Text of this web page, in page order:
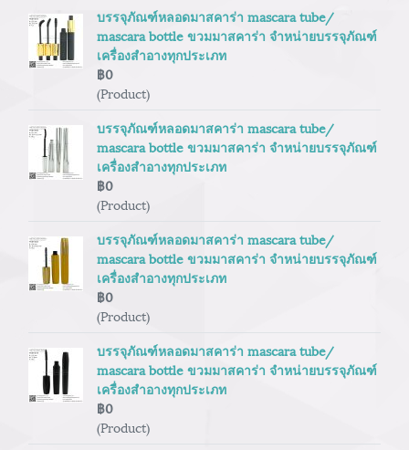
บรรจุภัณฑ์หลอดมาสคาร่า mascara tube/
mascara bottle ขวมมาสคาร่า จำหน่ายบรรจุภัณฑ์
เครื่องสำอางทุกประเภท
฿0
(Product)
บรรจุภัณฑ์หลอดมาสคาร่า mascara tube/
mascara bottle ขวมมาสคาร่า จำหน่ายบรรจุภัณฑ์
เครื่องสำอางทุกประเภท
฿0
(Product)
บรรจุภัณฑ์หลอดมาสคาร่า mascara tube/
mascara bottle ขวมมาสคาร่า จำหน่ายบรรจุภัณฑ์
เครื่องสำอางทุกประเภท
฿0
(Product)
บรรจุภัณฑ์หลอดมาสคาร่า mascara tube/
mascara bottle ขวมมาสคาร่า จำหน่ายบรรจุภัณฑ์
เครื่องสำอางทุกประเภท
฿0
(Product)